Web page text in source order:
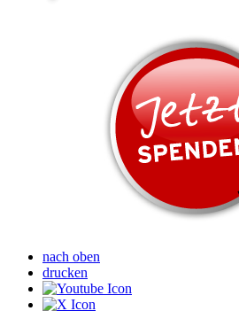
nach oben
drucken